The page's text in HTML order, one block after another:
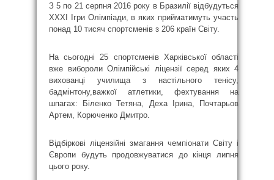
З 5 по 21 серпня 2016 року в Бразилії відбудуться
ХХХІ Ігри Олімпіади, в яких прийматимуть участь
понад 10 тисяч спортсменів з 206 країн Світу.
На сьогодні 25 спортсменів Харківської області
вже вибороли Олімпійські ліцензії серед яких 4
вихованці училища з настільного тенісу,
бадмінтону,важкої атлетики, фехтування на
шпагах: Біленко Тетяна, Деха Ірина, Почтарьов
Артем, Корюченко Дмитро.
Відбіркові ліцензійні змагання чемпіонати Світу і
Європи будуть продовжуватися до кінця липня
цього року.